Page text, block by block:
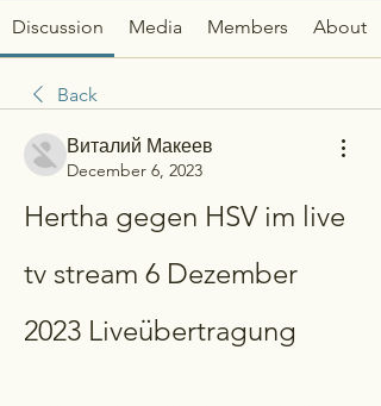
Discussion Media Members About
Back
Виталий Макеев
December 6, 2023
Hertha gegen HSV im live
tv stream 6 Dezember
2023 Liveübertragung